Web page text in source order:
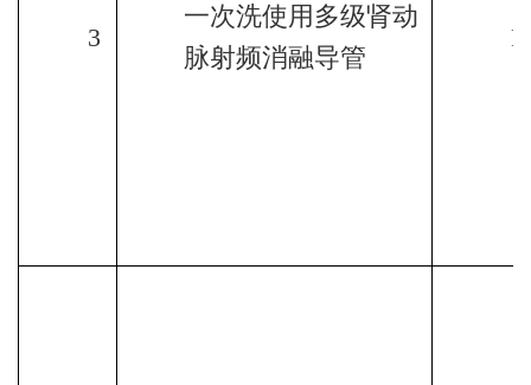
3
一次洗使用多级肾动
脉射频消融导管